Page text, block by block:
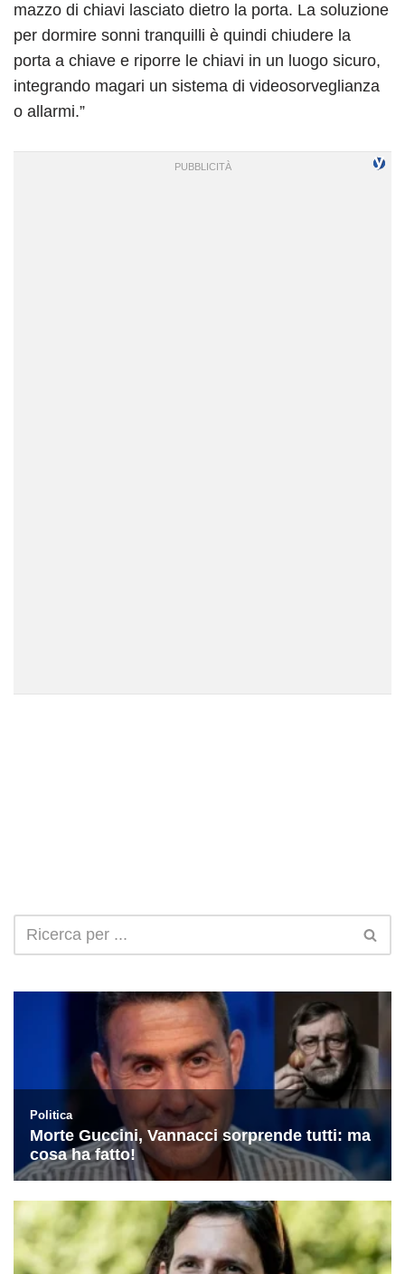
mazzo di chiavi lasciato dietro la porta. La soluzione
per dormire sonni tranquilli è quindi chiudere la
porta a chiave e riporre le chiavi in un luogo sicuro,
integrando magari un sistema di videosorveglianza
o allarmi.”